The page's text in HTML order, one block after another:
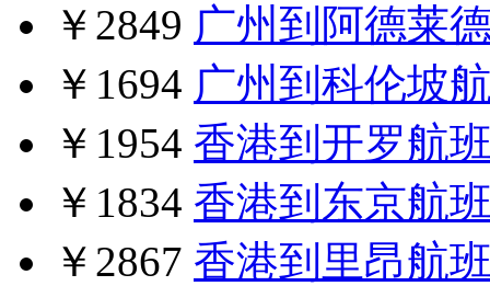
￥2849 广州到阿德莱
￥1694 广州到科伦坡
￥1954 香港到开罗航
￥1834 香港到东京航
￥2867 香港到里昂航